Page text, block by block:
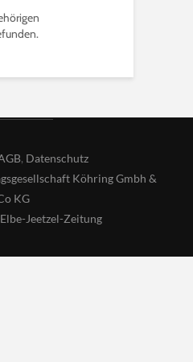
, Datenschutz
Köhring Gmbh &
KG
Elbe-Jeetzel-Zeitung